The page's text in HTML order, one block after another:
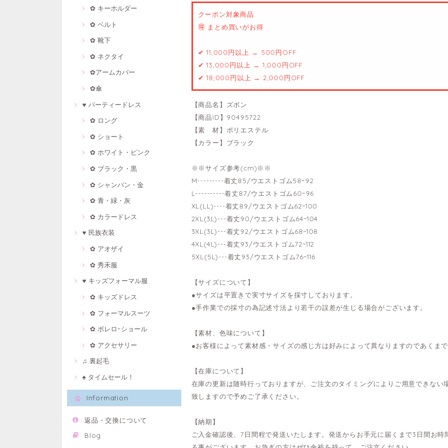
✿ キーホルダー
✿ ベルト
✿ 靴下
✿ ネクタイ
✿アームカバー
✿傘
♥ パーティードレス
✿ ロング
✿ ショート
✿ ホワイト・ピンク
✿ ブラック・黒
✿ シャンパン・金
✿ 青・緑・灰
✿ カラードレス
♥ 民族衣装
✿ アオザイ
✿ 秀禾服
♥ キッズフォーマル服
✿ キッズドレス
✿ フォーマルスーツ
✿ ボレロ･ショール
✿ アクセサリー
♫ 裏起毛
♠ タイムセール！
Information
返品・交換について
Blog
クーポン対象商品
🉐 まとめ買いがお得
✔ 11,000円以上 → 500円OFF
✔ 13,000円以上 → 1,000円OFF
✔ 18,000円以上 → 2,000円OFF
【商品名】ズボン
【商品ID】90495722
【素 材】ポリエステル
【カラー】ブラック
※※サイズ参考(cm)※※
M---------着丈85/ウエストゴム58~92
L----------着丈87/ウエストゴム60~96
XL(LL)----着丈89/ウエストゴム62~100
2XL(3L)---着丈90/ウエストゴム64~104
3XL(3L)---着丈92/ウエストゴム68~108
4XL(4L)---着丈93/ウエストゴム72~112
5XL(5L)---着丈93/ウエストゴム76~116
【サイズについて】
●サイズは平置きで実寸サイズを採寸しております。
●手作業での採寸の為記述寸法より若干の誤差が生じる場合がございます。
【素材、色味について】
●お客様によって素材感・サイズの感じ方は好みによって異なりますのであくま
【在庫について】
在庫の更新は随時行っておりますが、ご注文のタイミングによりご用意できな
致しますので予めご了承ください。
【納期】
ご入金確認後、7日間程で発送いたします。発送からお手元に届くまで3日間お